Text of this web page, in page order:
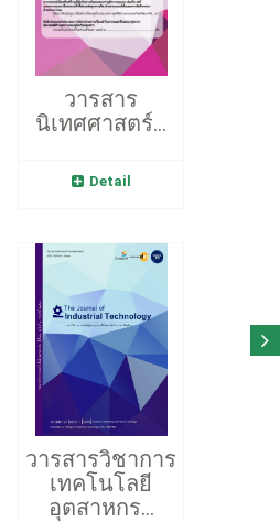
วารสาร
นิเทศศาสตร์...
Detail
วารสารวิชาการ
เทคโนโลยี
อุตสาหกร...